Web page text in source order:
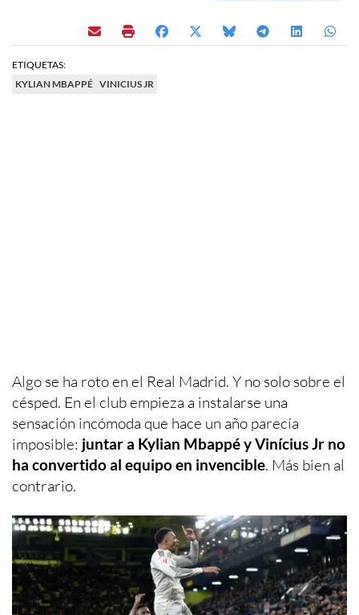
ETIQUETAS:
KYLIAN MBAPPÉ VINICIUS JR
Algo se ha roto en el Real Madrid. Y no solo sobre el
césped. En el club empieza a instalarse una
sensación incómoda que hace un año parecía
imposible: juntar a Kylian Mbappé y Vinícius Jr no
ha convertido al equipo en invencible. Más bien al
contrario.